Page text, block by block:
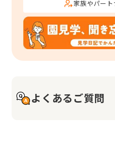
家族やパー
よくあるご質問